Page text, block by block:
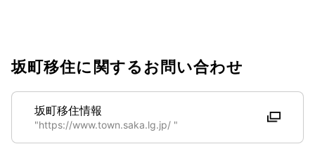
坂町移住に関するお問い合わせ
坂町移住情報
"https://www.town.saka.lg.jp/ "